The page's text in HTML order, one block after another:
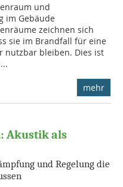
und
im Gebäude
zeichnen sich
sie im Brandfall für eine
nutzbar bleiben. Dies ist
mehr
Akustik als
und Regelung die